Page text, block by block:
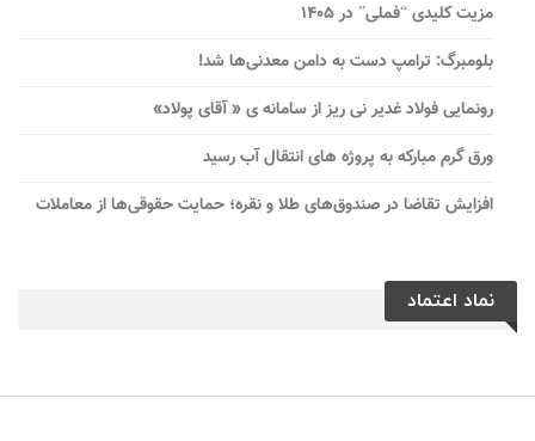
مزیت کلیدی “فملی” در ۱۴۰۵
بلومبرگ: ترامپ دست به دامن معدنی‌ها شد!
رونمایی فولاد غدیر نی ریز از سامانه ی « آقای پولاد»
ورق گرم مبارکه به پروژه های انتقال آب رسید
افزایش تقاضا در صندوق‌های طلا و نقره؛ حمایت حقوقی‌ها از معاملات
نماد اعتماد